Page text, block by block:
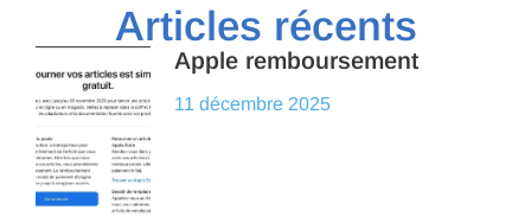
Articles récents
Apple remboursement
11 décembre 2025